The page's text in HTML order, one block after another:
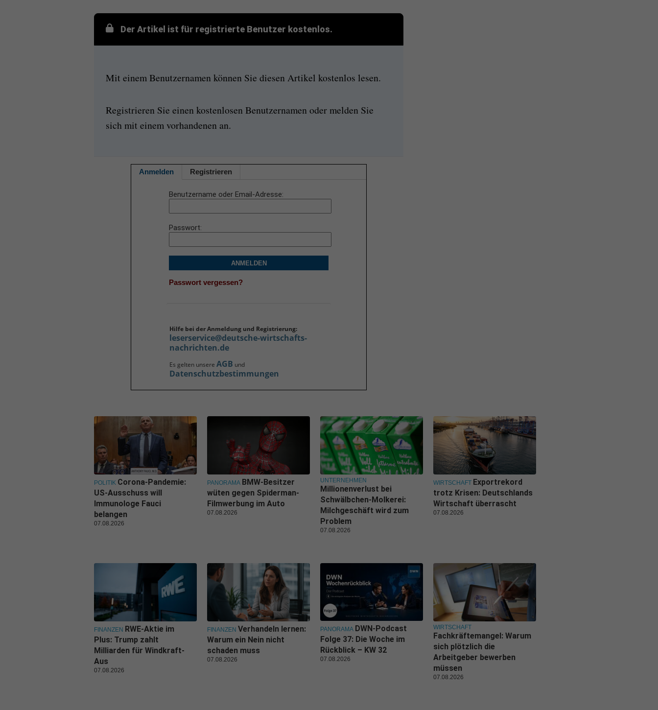
Der Artikel ist für registrierte Benutzer kostenlos.
Mit einem Benutzernamen können Sie diesen Artikel kostenlos lesen.
Registrieren Sie einen kostenlosen Benutzernamen oder melden Sie
sich mit einem vorhandenen an.
Anmelden Registrieren
Benutzername oder Email-Adresse
Passwort
ANMELDEN
Passwort vergessen?
Hilfe bei der Anmeldung und Registrierung:
leserservice@deutsche-wirtschafts-
nachrichten.de
Es gelten unsere AGB und
Datenschutzbestimmungen
POLITIK Corona-Pandemie:
US-Ausschuss will
Immunologe Fauci
belangen
07.08.2026
PANORAMA BMW-Besitzer
wüten gegen Spiderman-
Filmwerbung im Auto
07.08.2026
UNTERNEHMEN
Millionenverlust bei
Schwälbchen-Molkerei:
Milchgeschäft wird zum
Problem
07.08.2026
WIRTSCHAFT Exportrekord
trotz Krisen: Deutschlands
Wirtschaft überrascht
07.08.2026
FINANZEN RWE-Aktie im
Plus: Trump zahlt
Milliarden für Windkraft-
Aus
07.08.2026
FINANZEN Verhandeln lernen:
Warum ein Nein nicht
schaden muss
07.08.2026
PANORAMA DWN-Podcast
Folge 37: Die Woche im
Rückblick – KW 32
07.08.2026
WIRTSCHAFT
Fachkräftemangel: Warum
sich plötzlich die
Arbeitgeber bewerben
müssen
07.08.2026